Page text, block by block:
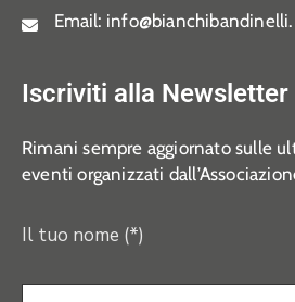
Email:
Iscriviti alla Newsletter
Rimani sempre aggiornato sulle
eventi organizzati
Il tuo nome (*)